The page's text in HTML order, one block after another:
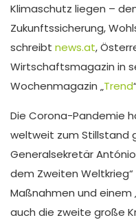
Klimaschutz liegen –
Zukunftssicherung,
schreibt news.at,
Wirtschaftsmagazin in
Wochenmagazin „Trend
Die Corona-Pandemie
weltweit zum Stillstand
Generalsekretär
dem Zweiten
Maßnahmen und einem
auch die zweite große